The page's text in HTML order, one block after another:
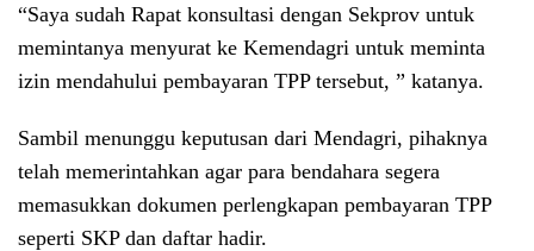
“Saya sudah Rapat konsultasi dengan Sekprov untuk
memintanya menyurat ke Kemendagri untuk meminta
izin mendahului pembayaran TPP tersebut, ” katanya.
Sambil menunggu keputusan dari Mendagri, pihaknya
telah memerintahkan agar para bendahara segera
memasukkan dokumen perlengkapan pembayaran TPP
seperti SKP dan daftar hadir.